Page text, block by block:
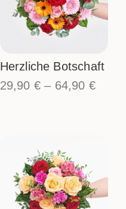
Herzliche Botschaft
29,90 €– 64,90 €